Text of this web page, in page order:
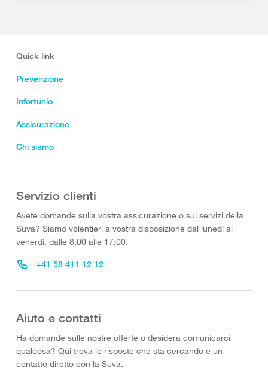
Quick link
Prevenzione
Infortunio
Assicurazione
Chi siamo
Servizio clienti
Avete domande sulla vostra assicurazione o sui servizi della
Suva? Siamo volentieri a vostra disposizione dal lunedì al
venerdì, dalle 8:00 alle 17:00.
+41 58 411 12 12
Aiuto e contatti
Ha domande sulle nostre offerte o desidera comunicarci
qualcosa? Qui trova le risposte che sta cercando e un
contatto diretto con la Suva.